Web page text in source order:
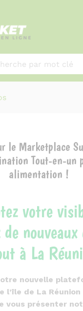
le Marketplace
Tout-en-un
alimentation !
votre
de
à La
nouvelle
l’île de La Réunion
vous présenter